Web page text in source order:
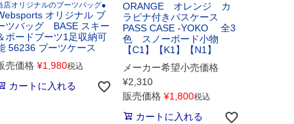
店オリジナルのブーツバッグ●
オリジナル ブ
ツバッグ BASE スキー
ボードブーツ1足収納可
56236 ブーツケース
売価格 ¥1,980税込
カートに入れる
ORANGE オレンジ カ
ラビナ付きパスケース
PASS CASE -YOKO 全3
色 スノーボード小物
【C1】【K1】【N1】
メーカー希望小売価格
¥2,310
販売価格 ¥1,800税込
カートに入れる